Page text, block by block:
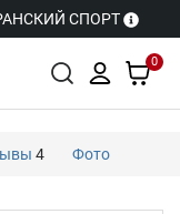
СПОРТ
0
4 Фото